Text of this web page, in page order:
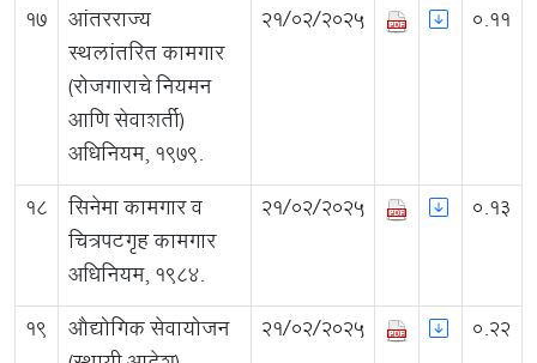
17 आंतरराज्य
स्थलांतरित कामगार
(रोजगाराचे नियमन
आणि सेवाशर्ती)
अधिनियम, १९७९.
21/02/2025 0.11
18 सिनेमा कामगार व
चित्रपटगृह कामगार
अधिनियम, १९८४.
21/02/2025 0.13
19 औद्योगिक सेवायोजन
21/02/2025 0.22